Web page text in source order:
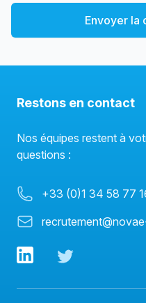
Envoyer la
Restons en contact
Nos équipes restent à
questions :
Phone number
+33 (0)1 34 58 77
Email
LinkedInTwitter